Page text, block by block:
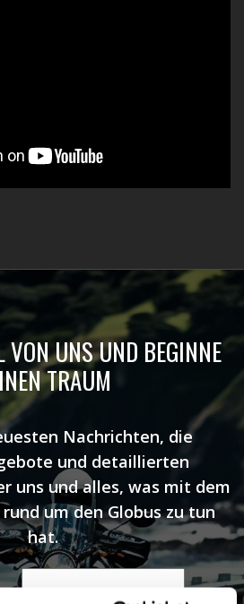
VON UNS UND BEGINNE
TRAUM
Nachrichten, die
und detaillierten
uns und alles, was mit dem
um den Globus zu tun
hat.